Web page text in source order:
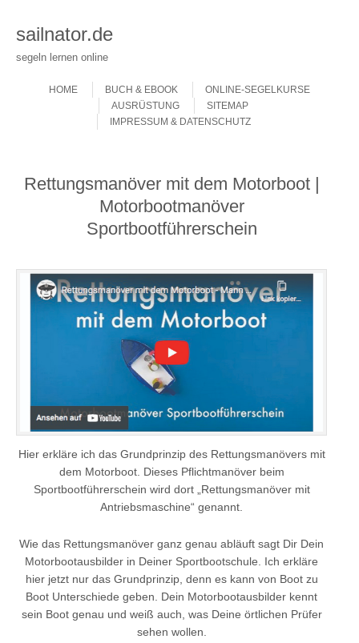
sailnator.de
segeln lernen online
MenuHOME
BUCH & EBOOK
ONLINE-SEGELKURSE
AUSRÜSTUNG
SITEMAP
IMPRESSUM & DATENSCHUTZ
Rettungsmanöver mit dem Motorboot |
Motorbootmanöver
Sportbootführerschein
Hier erkläre ich das Grundprinzip des Rettungsmanövers mit
dem Motorboot. Dieses Pflichtmanöver beim
Sportbootführerschein wird dort „Rettungsmanöver mit
Antriebsmaschine“ genannt.
Wie das Rettungsmanöver ganz genau abläuft sagt Dir Dein
Motorbootausbilder in Deiner Sportbootschule. Ich erkläre
hier jetzt nur das Grundprinzip, denn es kann von Boot zu
Boot Unterschiede geben. Dein Motorbootausbilder kennt
sein Boot genau und weiß auch, was Deine örtlichen Prüfer
sehen wollen.